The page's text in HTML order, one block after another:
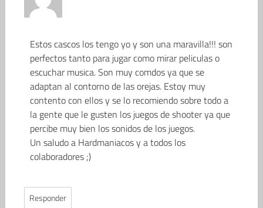
Estos cascos los tengo yo y son una maravilla!!! son
perfectos tanto para jugar como mirar peliculas o
escuchar musica. Son muy comdos ya que se
adaptan al contorno de las orejas. Estoy muy
contento con ellos y se lo recomiendo sobre todo a
la gente que le gusten los juegos de shooter ya que
percibe muy bien los sonidos de los juegos.
Un saludo a Hardmaniacos y a todos los
colaboradores ;)
Responder